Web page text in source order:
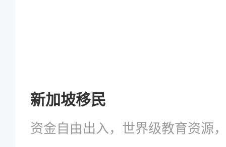
新加坡移民
资金自由出入，世界级教育资源